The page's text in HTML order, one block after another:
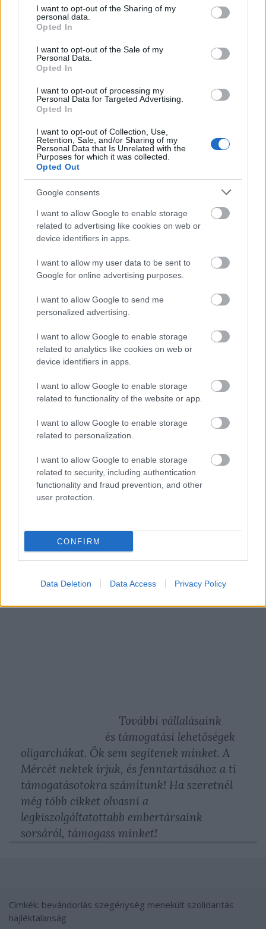
not limited to your visit or usage behaviour. You may click to
grant or deny consent to Google and its third-party tags to
use your data for below specified purposes in below Google
consent section.
I want to opt-out of the Sharing of my
personal data.
Opted In
I want to opt-out of the Sale of my
Personal Data.
Opted In
I want to opt-out of processing my
Personal Data for Targeted Advertising.
Opted In
I want to opt-out of Collection, Use,
Retention, Sale, and/or Sharing of my
Personal Data that Is Unrelated with the
Purposes for which it was collected.
Opted Out
Google consents
I want to allow Google to enable storage
related to advertising like cookies on web or
device identifiers in apps.
I want to allow my user data to be sent to
Google for online advertising purposes.
I want to allow Google to send me
personalized advertising.
I want to allow Google to enable storage
related to analytics like cookies on web or
device identifiers in apps.
I want to allow Google to enable storage
related to functionality of the website or app.
I want to allow Google to enable storage
related to personalization.
I want to allow Google to enable storage
related to security, including authentication
functionality and fraud prevention, and other
user protection.
CONFIRM
Data Deletion Data Access Privacy Policy
jár, hanem minden rászoruló embernek. Ahogy
mindemellett el kell magyarázni minél több
magyar állampolgároknak jár, hanem minden
rászoruló embernek.
Ugyanis, ha a szolidaritás válogat ember és ember
között, az már inkább saját magunk megsegítésévé,
önigazolássá válik, a valódi katasztrófák enyhítése
helyett.
Ami pedig ennél is fontosabb, azokat a
közösségeket, akik most a menekültek
megsegítésére megszerveződtek, arra kell használni,
hogy a szolidaritást tovább folytassák, és nemcsak
az ételosztás, a közvetlen segítségnyújtás, hanem a
politika más műfajaiban is. Hiszen nemcsak a
menekülteknek való segítés vezeti ki ezeket az
önkénteseket az utcára, hanem az emberi
jócselekedet, a mások segítése és támogatása,
márpedig erre a szolidaritásra nemcsak a
szolidaritás nem egy véges erőforrás, ha “adunk”
belőle valakinek, nem jelenti azt, hogy másnak
társadalomban most felszabaduló szolidaritási
energiák pillangóhatásként terjedjenek tovább, még
több embert érjenek el, és még több embert
aktivizáljon, és ne lokalizálódjanak kizárólag a
hazánkba érkező menekültek köré.
Kövesd a szerző bejegyzéseit a
További vállalásaink
és támogatási lehetőségek
nem segít
vagy
oligarchákat. Ők sem segítenek minket. A
Mércét nektek írjuk, és fenntartásához a ti
támogatásotokra számítunk! Ha szeretnél
még több cikket olvasni a
legkiszolgáltatottabb embertársaink
sorsáról, támogass minket!
Címkék: bevándorlás szegénység menekült szolidaritás
hajléktalanság